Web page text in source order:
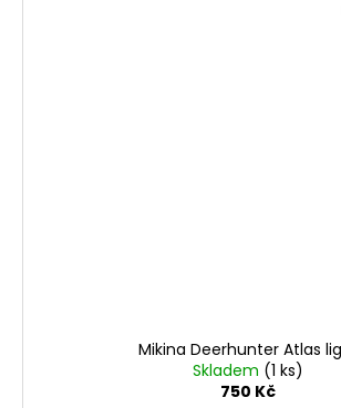
Mikina Deerhunter Atlas
Skladem (1 ks)
750 Kč